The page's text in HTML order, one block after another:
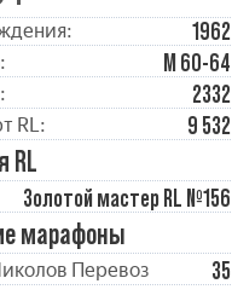
1962
М 60-64
2332
RL: 9 532
RL
Золотой мастер RL №156
марафоны
Перевоз 35